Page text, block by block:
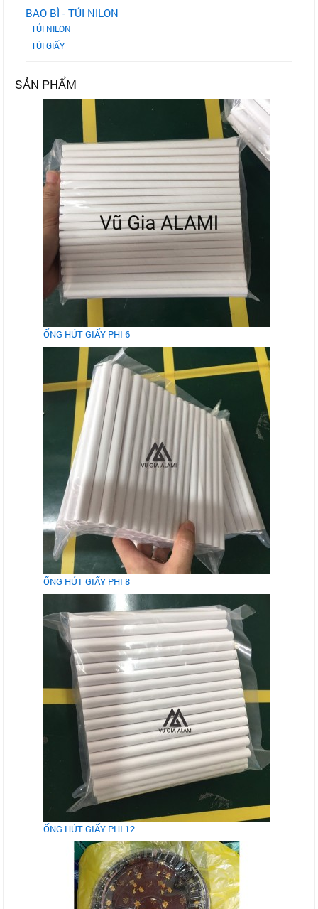
BAO BÌ - TÚI NILON
TÚI NILON
TÚI GIẤY
SẢN PHẨM
ỐNG HÚT GIẤY PHI 6
ỐNG HÚT GIẤY PHI 8
ỐNG HÚT GIẤY PHI 12